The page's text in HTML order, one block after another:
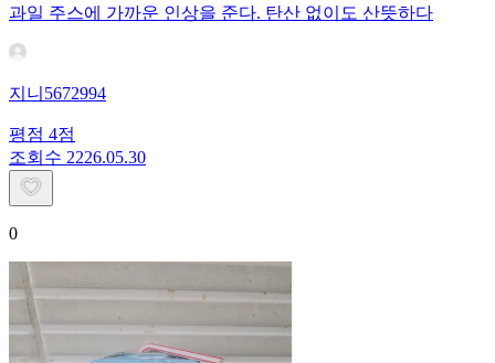
과일 주스에 가까운 인상을 준다. 탄산 없이도 산뜻하다
지니5672994
평점 4점
조회수 2226.05.30
0